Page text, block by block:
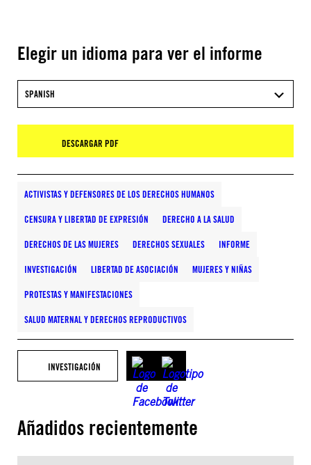
Elegir un idioma para ver el informe
SPANISH
DESCARGAR PDF
ACTIVISTAS Y DEFENSORES DE LOS DERECHOS HUMANOS
CENSURA Y LIBERTAD DE EXPRESIÓN DERECHO A LA SALUD
DERECHOS DE LAS MUJERES DERECHOS SEXUALES INFORME
INVESTIGACIÓN LIBERTAD DE ASOCIACIÓN MUJERES Y NIÑAS
PROTESTAS Y MANIFESTACIONES
SALUD MATERNAL Y DERECHOS REPRODUCTIVOS
INVESTIGACIÓN
Añadidos recientemente